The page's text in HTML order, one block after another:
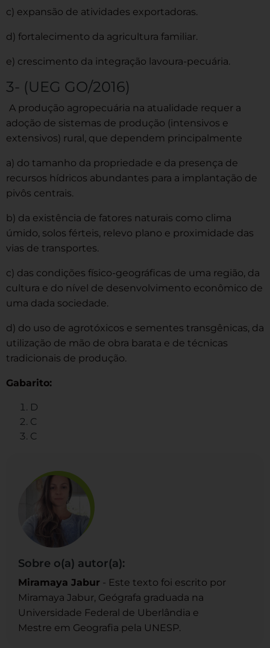
c) expansão de atividades exportadoras.
d) fortalecimento da agricultura familiar.
e) crescimento da integração lavoura-pecuária.
3- (UEG GO/2016)
A produção agropecuária na atualidade requer a
adoção de sistemas de produção (intensivos e
extensivos) rural, que dependem principalmente
a) do tamanho da propriedade e da presença de
recursos hídricos abundantes para a implantação de
pivôs centrais.
b) da existência de fatores naturais como clima
úmido, solos férteis, relevo plano e proximidade das
vias de transportes.
c) das condições físico-geográficas de uma região, da
cultura e do nível de desenvolvimento econômico de
uma dada sociedade.
d) do uso de agrotóxicos e sementes transgênicas, da
utilização de mão de obra barata e de técnicas
tradicionais de produção.
Gabarito:
D
C
C
Sobre o(a) autor(a):
Miramaya Jabur - Este texto foi escrito por
Miramaya Jabur, Geógrafa graduada na
Universidade Federal de Uberlândia e
Mestre em Geografia pela UNESP.